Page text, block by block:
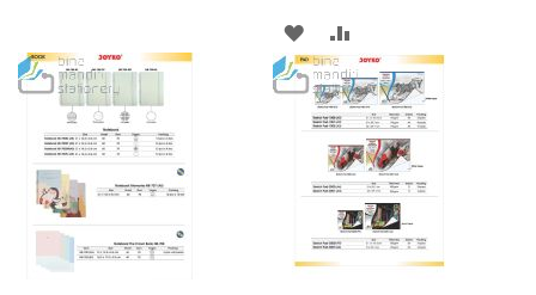
WISH
LIST
COMPARE
ADD
TO
WISH
LIST
TO
COMPARE